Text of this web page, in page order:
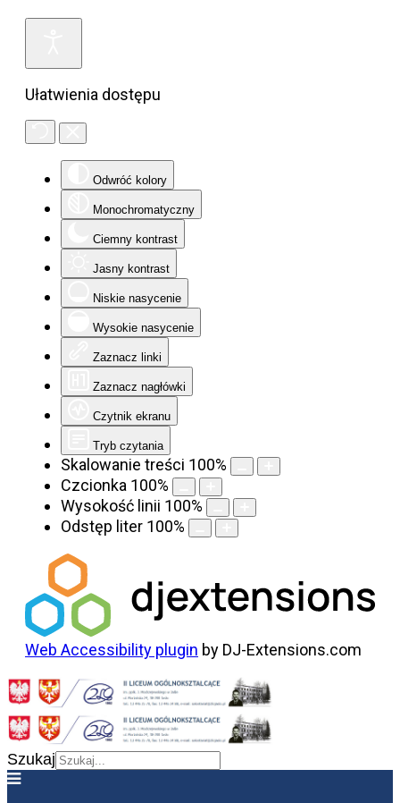
Ułatwienia dostępu
Odwróć kolory
Monochromatyczny
Ciemny kontrast
Jasny kontrast
Niskie nasycenie
Wysokie nasycenie
Zaznacz linki
Zaznacz nagłówki
Czytnik ekranu
Tryb czytania
Skalowanie treści 100%
Czcionka 100%
Wysokość linii 100%
Odstęp liter 100%
Web Accessibility plugin by DJ-Extensions.com
Szukaj